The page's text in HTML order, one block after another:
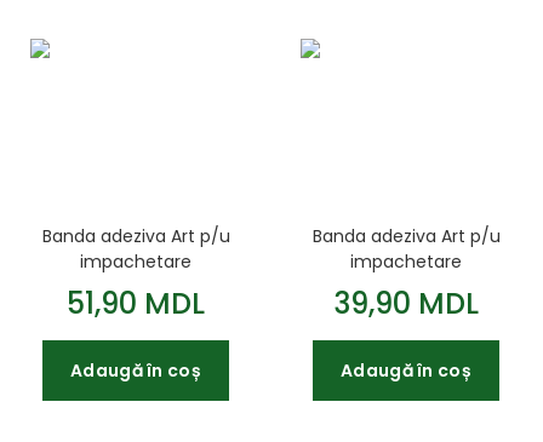
Banda adeziva Art p/u
impachetare
48mmx180m 40mk
51,90 MDL
Adaugă în coș
Banda adeziva Art p/u
impachetare
48mmx120m 43mk
39,90 MDL
Adaugă în coș